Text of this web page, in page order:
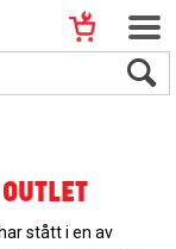
stått i en av